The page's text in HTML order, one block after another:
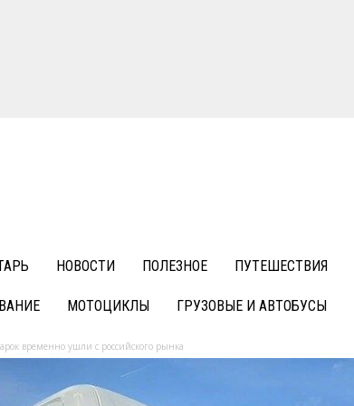
НОВОСТИ ПОЛЕЗНОЕ ПУТЕШЕСТВИЯ
МОТОЦИКЛЫ ГРУЗОВЫЕ И АВТОБУСЫ
временно ушли с российского рынка